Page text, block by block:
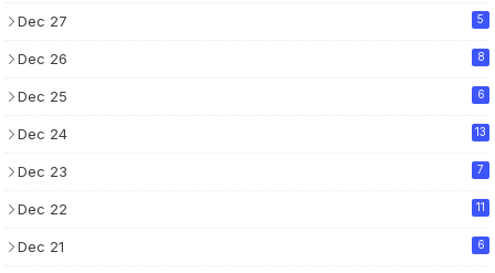
Dec 27 5
Dec 26 8
Dec 25 6
Dec 24 13
Dec 23 7
Dec 22 11
Dec 21 6